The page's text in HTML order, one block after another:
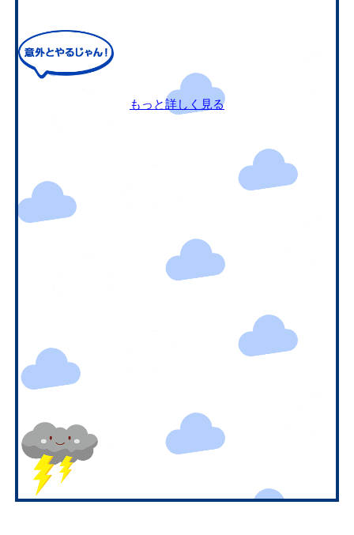
もっと詳しく見る